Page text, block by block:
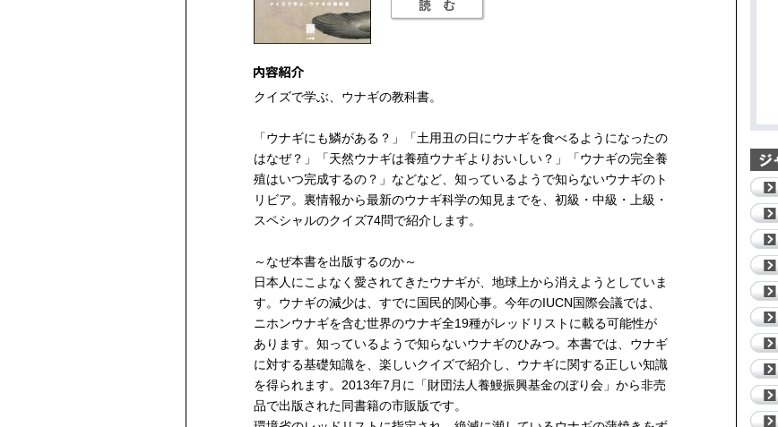
クイズで学ぶ、ウナギの教科書。
「ウナギにも鱗がある？」「土用丑の日にウナギを食べるようになったの
はなぜ？」「天然ウナギは養殖ウナギよりおいしい？」「ウナギの完全養
殖はいつ完成するの？」などなど、知っているようで知らないウナギのト
リビア。裏情報から最新のウナギ科学の知見までを、初級・中級・上級・
スペシャルのクイズ74問で紹介します。
～なぜ本書を出版するのか～
日本人にこよなく愛されてきたウナギが、地球上から消えようとしていま
す。ウナギの減少は、すでに国民的関心事。今年のIUCN国際会議では、
ニホンウナギを含む世界のウナギ全19種がレッドリストに載る可能性が
あります。知っているようで知らないウナギのひみつ。本書では、ウナギ
に対する基礎知識を、楽しいクイズで紹介し、ウナギに関する正しい知識
を得られます。2013年7月に「財団法人養鰻振興基金のぼり会」から非売
品で出版された同書籍の市販版です。